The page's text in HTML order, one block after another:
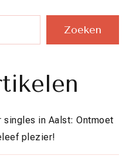
Zoeken
in Aalst: Ontmoet
plezier!